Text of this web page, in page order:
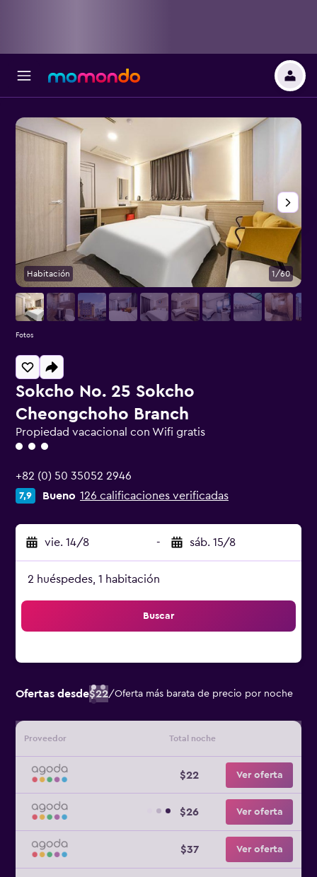
Sokcho No. 25 Sokcho
Cheongchoho Branch
Propiedad vacacional con Wifi gratis
Categoría 3
+82 (0) 50 35052 2946
7,9 Bueno 126 calificaciones verificadas
vie. 14/8 - sáb. 15/8
2 huéspedes, 1 habitación
Buscar
Ofertas desde$22/Oferta más barata de precio por noche
Proveedor Total noche
$22 Ver oferta
$26 Ver oferta
$37 Ver oferta
Habitación 1/60
Fotos